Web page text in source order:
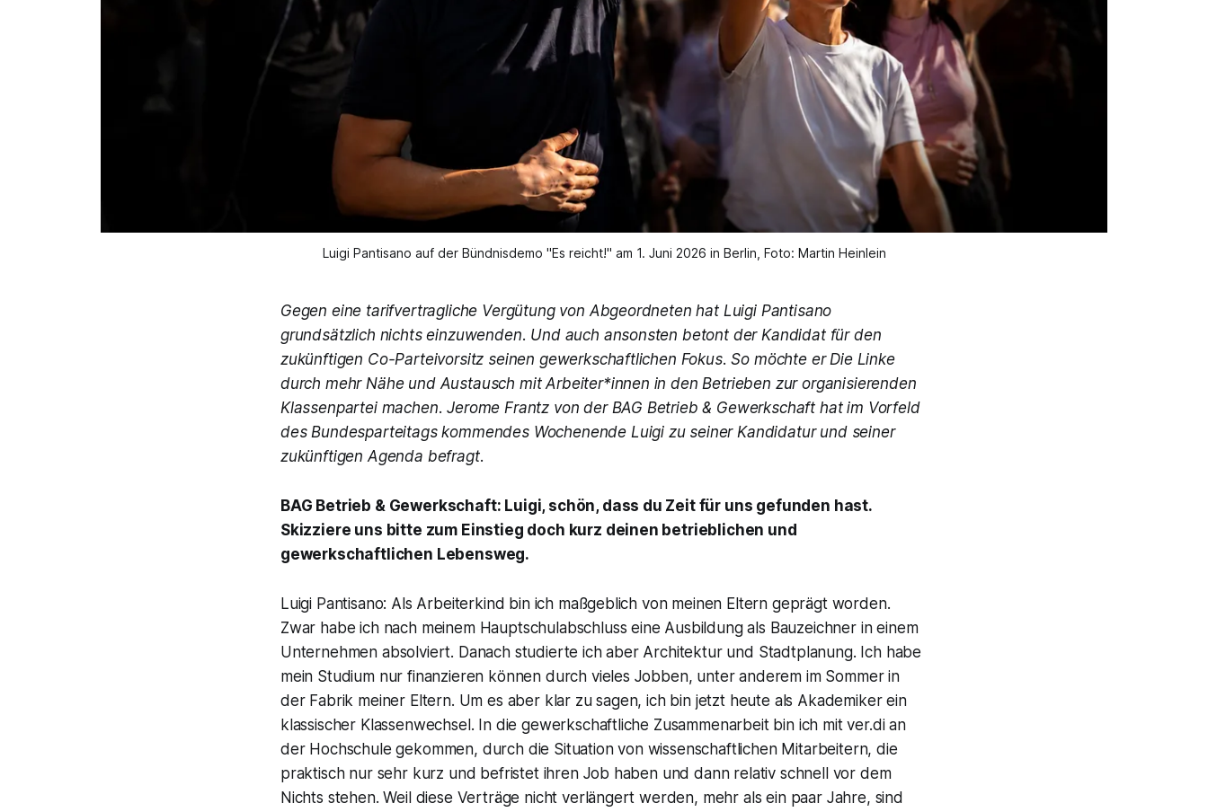
Luigi Pantisano auf der Bündnisdemo "Es reicht!" am 1. Juni 2026 in Berlin, Foto: Martin Heinlein
Gegen eine tarifvertragliche Vergütung von Abgeordneten hat Luigi Pantisano
grundsätzlich nichts einzuwenden. Und auch ansonsten betont der Kandidat für den
zukünftigen Co-Parteivorsitz seinen gewerkschaftlichen Fokus. So möchte er Die Linke
durch mehr Nähe und Austausch mit Arbeiter*innen in den Betrieben zur organisierenden
Klassenpartei machen. Jerome Frantz von der BAG Betrieb & Gewerkschaft hat im Vorfeld
des Bundesparteitags kommendes Wochenende Luigi zu seiner Kandidatur und seiner
zukünftigen Agenda befragt.
BAG Betrieb & Gewerkschaft: Luigi, schön, dass du Zeit für uns gefunden hast.
Skizziere uns bitte zum Einstieg doch kurz deinen betrieblichen und
gewerkschaftlichen Lebensweg.
Luigi Pantisano: Als Arbeiterkind bin ich maßgeblich von meinen Eltern geprägt worden.
Zwar habe ich nach meinem Hauptschulabschluss eine Ausbildung als Bauzeichner in einem
Unternehmen absolviert. Danach studierte ich aber Architektur und Stadtplanung. Ich habe
mein Studium nur finanzieren können durch vieles Jobben, unter anderem im Sommer in
der Fabrik meiner Eltern. Um es aber klar zu sagen, ich bin jetzt heute als Akademiker ein
klassischer Klassenwechsel. In die gewerkschaftliche Zusammenarbeit bin ich mit ver.di an
der Hochschule gekommen, durch die Situation von wissenschaftlichen Mitarbeitern, die
praktisch nur sehr kurz und befristet ihren Job haben und dann relativ schnell vor dem
Nichts stehen. Weil diese Verträge nicht verlängert werden, mehr als ein paar Jahre, sind